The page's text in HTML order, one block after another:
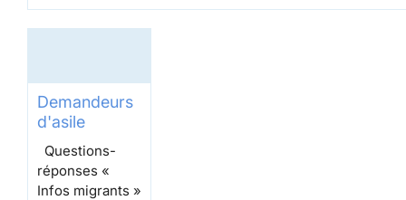
Demandeurs
d'asile
Questions-
réponses «
Infos migrants »